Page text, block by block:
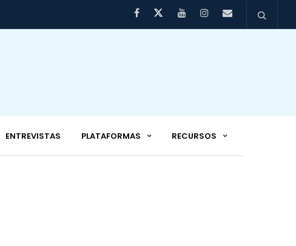
ENTREVISTAS PLATAFORMAS RECURSOS